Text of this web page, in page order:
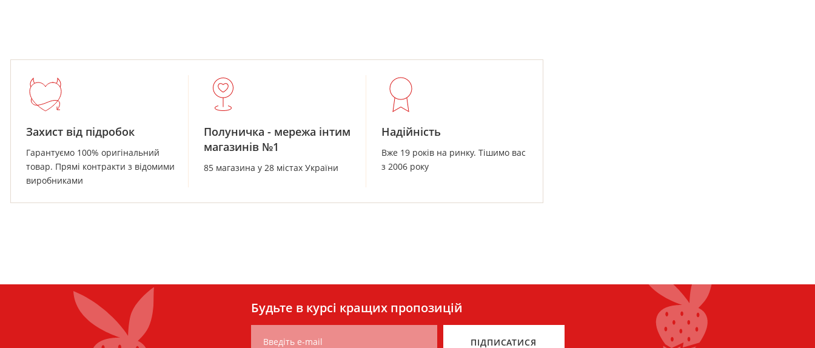
Захист від підробок
Гарантуємо 100% оригінальний
товар. Прямі контракти з відомими
виробниками
Полуничка - мережа інтим
магазинів №1
85 магазина у 28 містах України
Надійність
Вже 19 років на ринку. Тішимо вас
з 2006 року
Будьте в курсі кращих пропозицій
Введіть e-mail ПІДПИСАТИСЯ